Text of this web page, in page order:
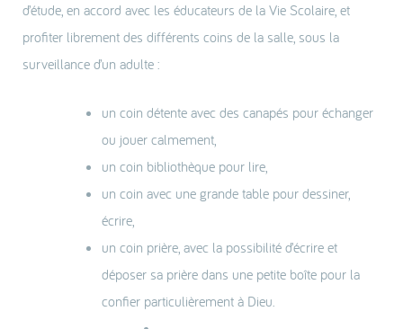
d’étude, en accord avec les éducateurs de la Vie Scolaire, et
profiter librement des différents coins de la salle, sous la
surveillance d’un adulte :
un coin détente avec des canapés pour échanger
ou jouer calmement,
un coin bibliothèque pour lire,
un coin avec une grande table pour dessiner,
écrire,
un coin prière, avec la possibilité d’écrire et
déposer sa prière dans une petite boîte pour la
confier particulièrement à Dieu.